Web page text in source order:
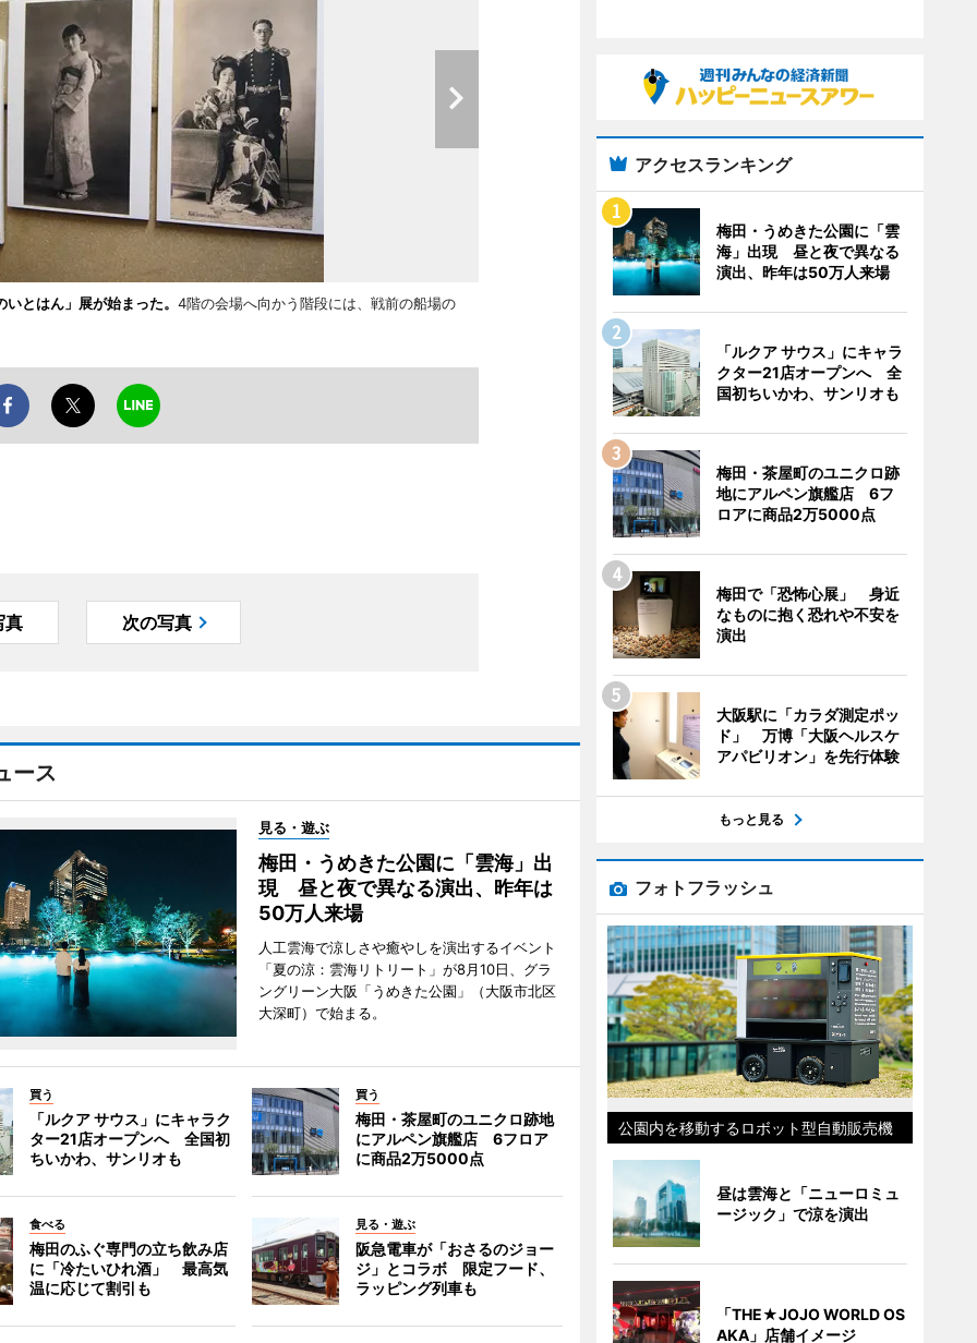
とはん」展が始まった。 4階の会場へ向かう階段には、戦前の船場の
真 次の写真
ース
見る・遊ぶ
梅田・うめきた公園に「雲海」出
現 昼と夜で異なる演出、昨年は
50万人来場
人工雲海で涼しさや癒やしを演出するイベント
「夏の涼：雲海リトリート」が8月10日、グラ
ングリーン大阪「うめきた公園」（大阪市北区
大深町）で始まる。
買う
「ルクア サウス」にキャラク
ター21店オープンへ 全国初
ちいかわ、サンリオも
買う
梅田・茶屋町のユニクロ跡地
にアルペン旗艦店 6フロア
に商品2万5000点
食べる
梅田のふぐ専門の立ち飲み店
に「冷たいひれ酒」 最高気
温に応じて割引も
見る・遊ぶ
阪急電車が「おさるのジョー
ジ」とコラボ 限定フード、
ラッピング列車も
アクセスランキング
梅田・うめきた公園に「雲
海」出現 昼と夜で異なる
演出、昨年は50万人来場
「ルクア サウス」にキャラ
クター21店オープンへ 全
国初ちいかわ、サンリオも
梅田・茶屋町のユニクロ跡
地にアルペン旗艦店 6フ
ロアに商品2万5000点
梅田で「恐怖心展」 身近
なものに抱く恐れや不安を
演出
大阪駅に「カラダ測定ポッ
ド」 万博「大阪ヘルスケ
アパビリオン」を先行体験
もっと見る
フォトフラッシュ
公園内を移動するロボット型自動販売機
昼は雲海と「ニューロミュ
ージック」で涼を演出
「THE★JOJO WORLD OS
AKA」店舗イメージ